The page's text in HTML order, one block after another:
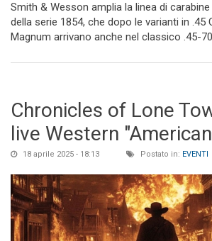
Smith & Wesson amplia la linea di
della serie 1854, che dopo le varianti in .45
Magnum arrivano anche nel classico .45-
Chronicles of Lone
live Western
18 aprile 2025 - 18:13 Postato in: EVENTI